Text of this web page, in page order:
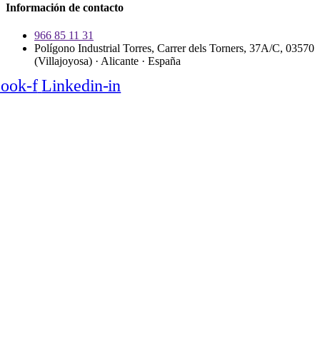
Información de contacto
966 85 11 31
Polígono Industrial Torres, Carrer dels Torners, 37A/C, 03570
(Villajoyosa) · Alicante · España
f Linkedin-in